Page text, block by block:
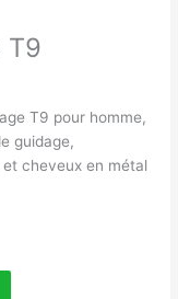
T9
T9 pour homme,
guidage,
cheveux en métal